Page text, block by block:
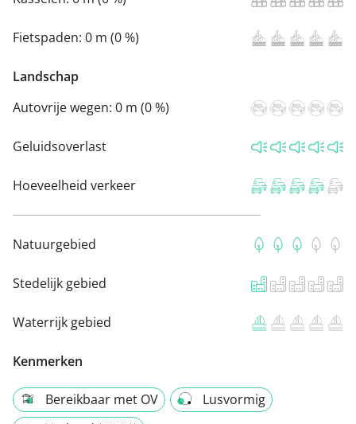
Fietspaden: 0 m (0 %)
Landschap
Autovrije wegen: 0 m (0 %)
Geluidsoverlast
Hoeveelheid verkeer
Natuurgebied
Stedelijk gebied
Waterrijk gebied
Kenmerken
Bereikbaar met OV
Lusvormig